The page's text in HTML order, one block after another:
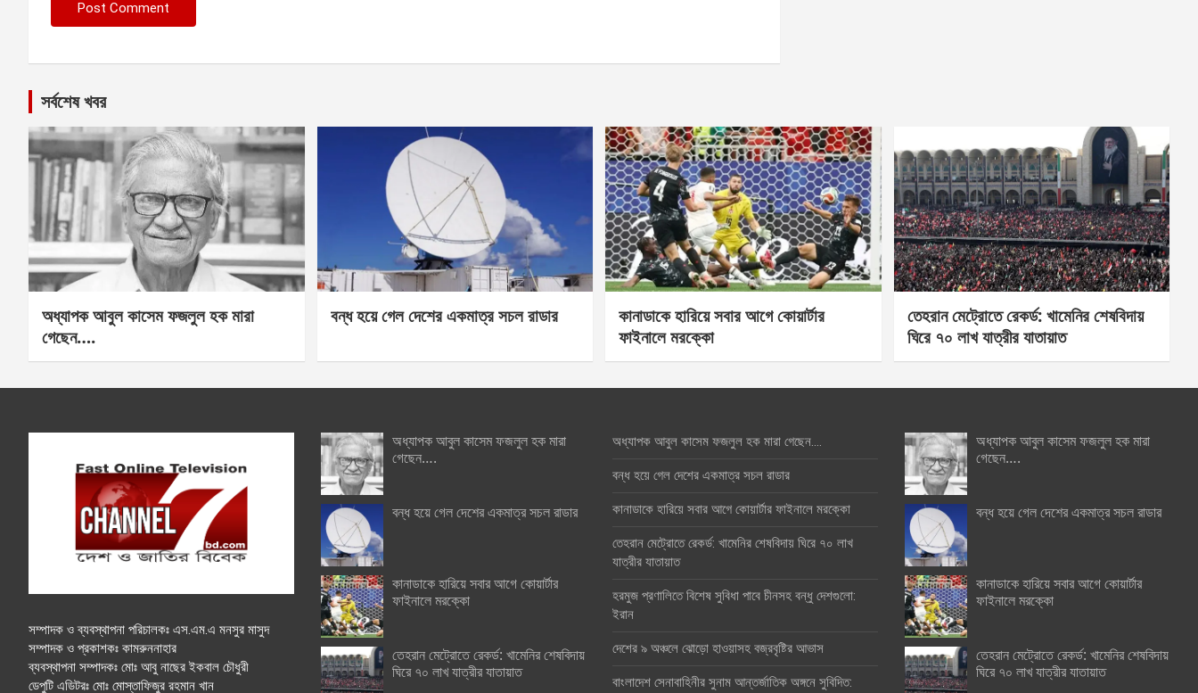
সর্বশেষ খবর
অধ্যাপক আবুল কাসেম ফজলুল হক মারা
গেছেন….
বন্ধ হয়ে গেল দেশের একমাত্র সচল রাডার
কানাডাকে হারিয়ে সবার আগে কোয়ার্টার
ফাইনালে মরক্কো
তেহরান মেট্রোতে রেকর্ড: খামেনির শেষবিদায়
ঘিরে ৭০ লাখ যাত্রীর যাতায়াত
সম্পাদক ও ব্যবস্থাপনা পরিচালকঃ এস.এম.এ মনসুর মাসুদ
সম্পাদক ও প্রকাশকঃ কামরুননাহার
ব্যবস্থাপনা সম্পাদকঃ মোঃ আবু নাছের ইকবাল চৌধুরী
ডেপুটি এডিটরঃ মোঃ মোস্তাফিজুর রহমান খান
অধ্যাপক আবুল কাসেম ফজলুল হক মারা
গেছেন….
বন্ধ হয়ে গেল দেশের একমাত্র সচল রাডার
কানাডাকে হারিয়ে সবার আগে কোয়ার্টার
ফাইনালে মরক্কো
তেহরান মেট্রোতে রেকর্ড: খামেনির শেষবিদায়
ঘিরে ৭০ লাখ যাত্রীর যাতায়াত
অধ্যাপক আবুল কাসেম ফজলুল হক মারা গেছেন….
বন্ধ হয়ে গেল দেশের একমাত্র সচল রাডার
কানাডাকে হারিয়ে সবার আগে কোয়ার্টার ফাইনালে মরক্কো
তেহরান মেট্রোতে রেকর্ড: খামেনির শেষবিদায় ঘিরে ৭০ লাখ
যাত্রীর যাতায়াত
হরমুজ প্রণালিতে বিশেষ সুবিধা পাবে চীনসহ বন্ধু দেশগুলো:
ইরান
দেশের ৯ অঞ্চলে ঝোড়ো হাওয়াসহ বজ্রবৃষ্টির আভাস
বাংলাদেশ সেনাবাহিনীর সুনাম আন্তর্জাতিক অঙ্গনে সুবিদিত:
অধ্যাপক আবুল কাসেম ফজলুল হক মারা
গেছেন….
বন্ধ হয়ে গেল দেশের একমাত্র সচল রাডার
কানাডাকে হারিয়ে সবার আগে কোয়ার্টার
ফাইনালে মরক্কো
তেহরান মেট্রোতে রেকর্ড: খামেনির শেষবিদায়
ঘিরে ৭০ লাখ যাত্রীর যাতায়াত